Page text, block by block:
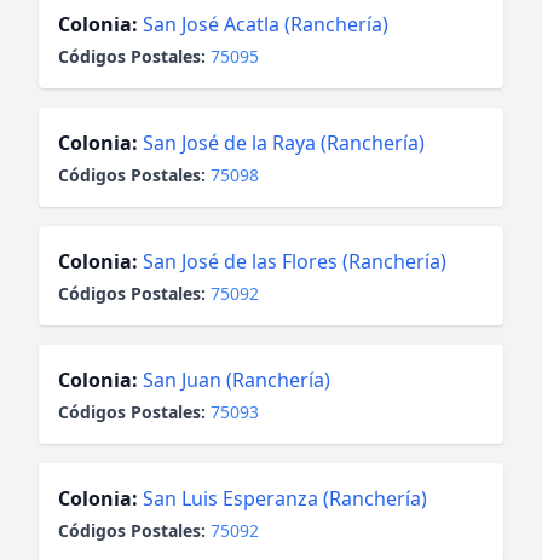
Colonia: San José Acatla (Ranchería)
Códigos Postales: 75095
Colonia: San José de la Raya (Ranchería)
Códigos Postales: 75098
Colonia: San José de las Flores (Ranchería)
Códigos Postales: 75092
Colonia: San Juan (Ranchería)
Códigos Postales: 75093
Colonia: San Luis Esperanza (Ranchería)
Códigos Postales: 75092